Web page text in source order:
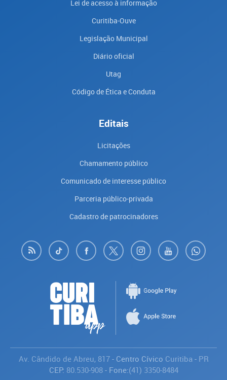
Lei de acesso à informação
Curitiba-Ouve
Legislação Municipal
Diário oficial
Utag
Código de Ética e Conduta
Editais
Licitações
Chamamento público
Comunicado de interesse público
Parceria público-privada
Cadastro de patrocinadores
Av. Cândido de Abreu, 817- Centro Cívico Curitiba- PR
CEP: 80.530-908- Fone:(41) 3350-8484